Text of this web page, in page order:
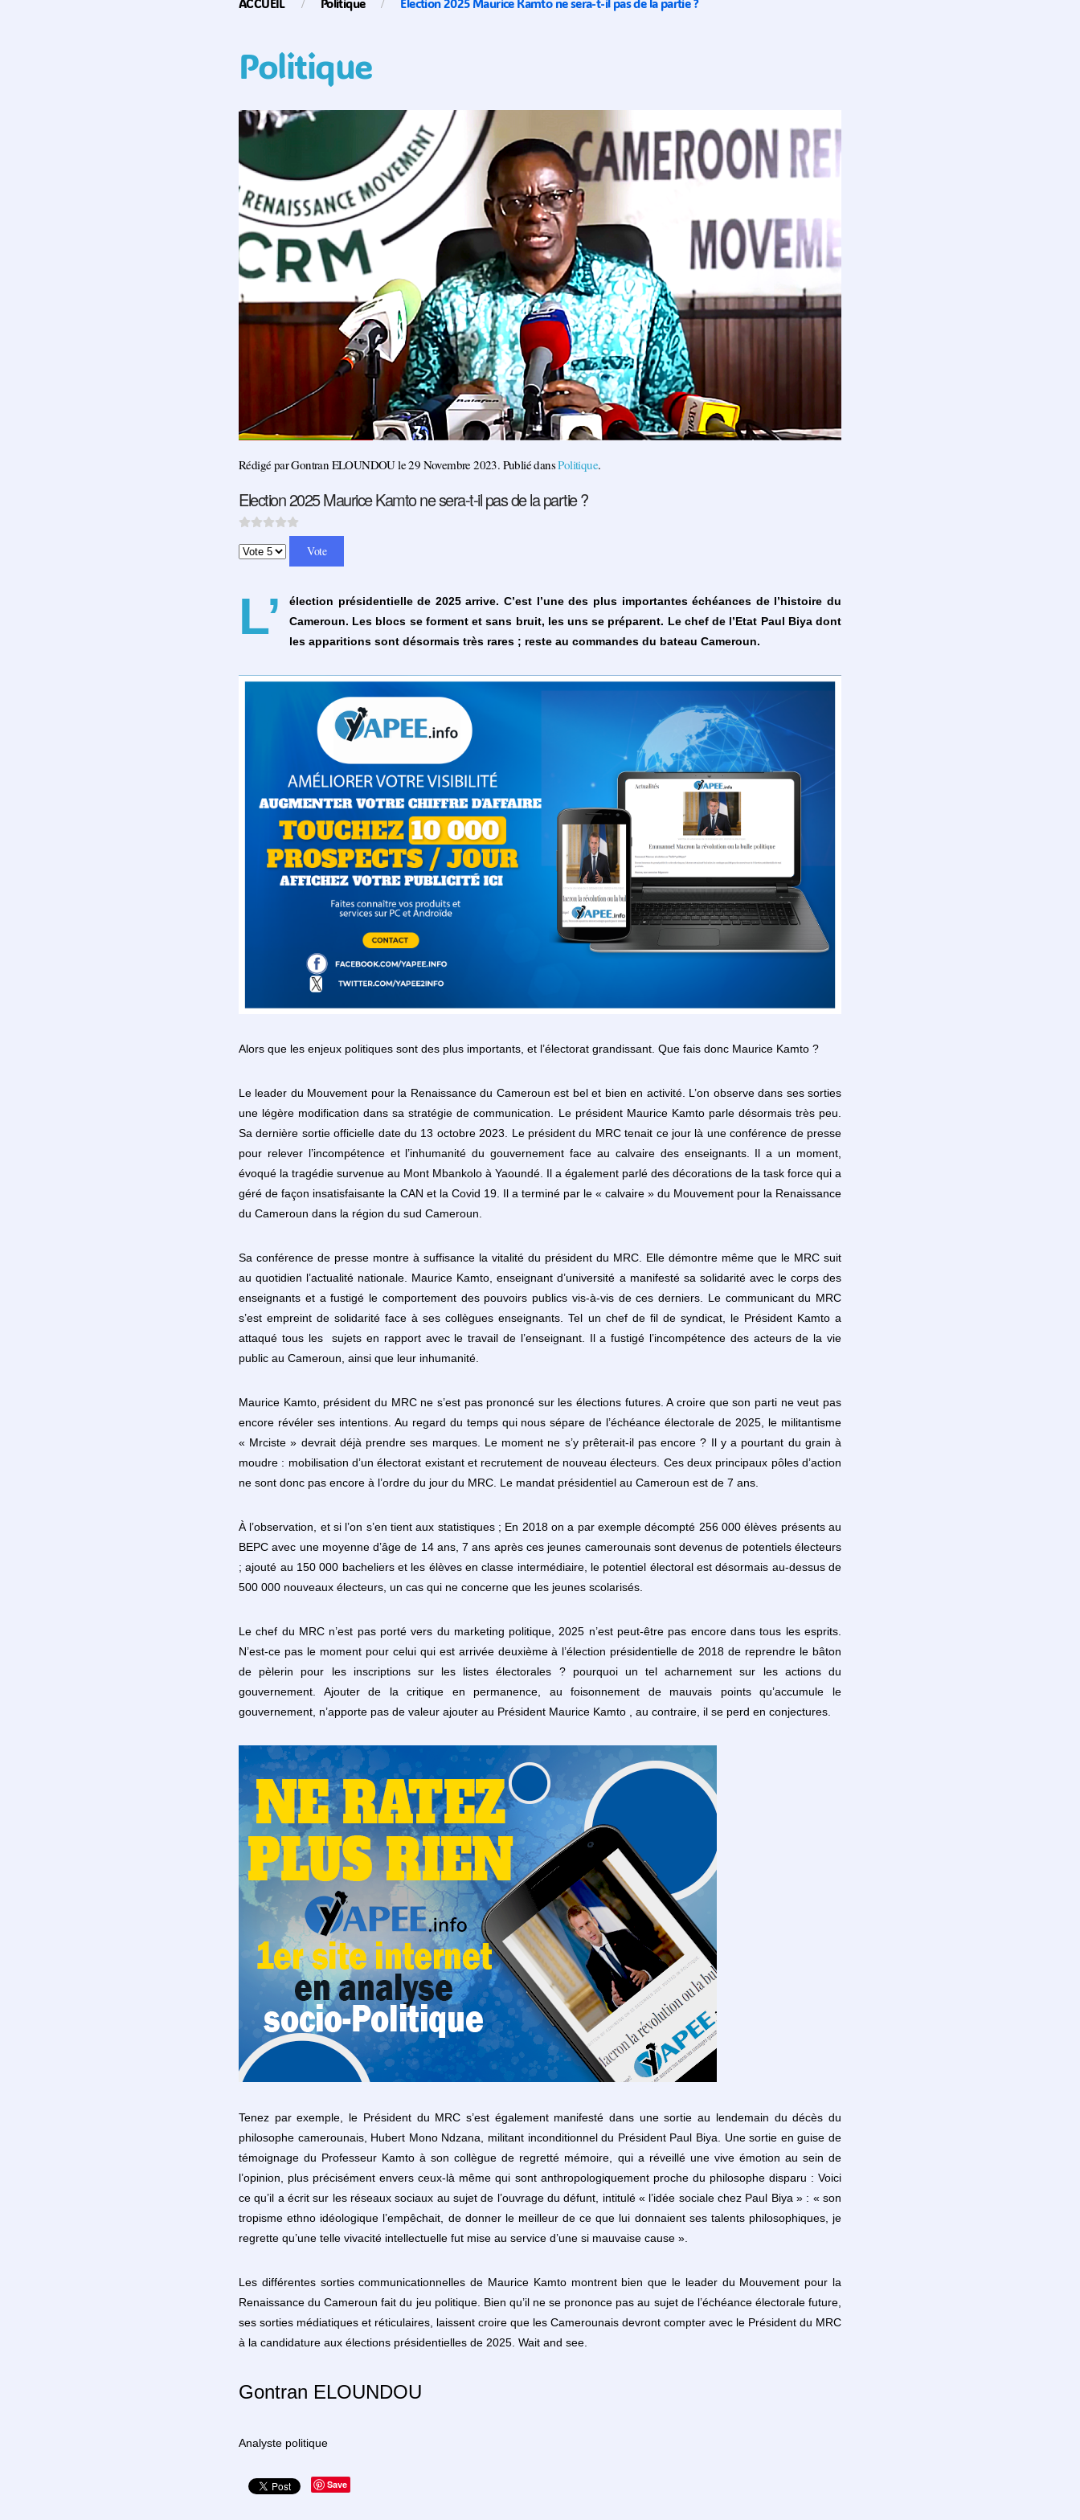
ACCUEIL Politique Election 2025 Maurice Kamto ne sera-t-il pas de la partie ?
Politique
Rédigé par Gontran ELOUNDOU le29 Novembre 2023. Publié dansPolitique.
Election 2025 Maurice Kamto ne sera-t-il pas de la partie ?
Veuillez voter
L’
élection présidentielle de 2025 arrive. C’est l’une des plus importantes échéances de l’histoire du
Cameroun. Les blocs se forment et sans bruit, les uns se préparent. Le chef de l’Etat Paul Biya dont
les apparitions sont désormais très rares ; reste au commandes du bateau Cameroun.
Alors que les enjeux politiques sont des plus importants, et l’électorat grandissant. Que fais donc Maurice Kamto ?
Le leader du Mouvement pour la Renaissance du Cameroun est bel et bien en activité. L’on observe dans ses sorties
une légère modification dans sa stratégie de communication. Le président Maurice Kamto parle désormais très peu.
Sa dernière sortie officielle date du 13 octobre 2023. Le président du MRC tenait ce jour là une conférence de presse
pour relever l’incompétence et l’inhumanité du gouvernement face au calvaire des enseignants. Il a un moment,
évoqué la tragédie survenue au Mont Mbankolo à Yaoundé. Il a également parlé des décorations de la task force qui a
géré de façon insatisfaisante la CAN et la Covid 19. Il a terminé par le « calvaire » du Mouvement pour la Renaissance
du Cameroun dans la région du sud Cameroun.
Sa conférence de presse montre à suffisance la vitalité du président du MRC. Elle démontre même que le MRC suit
au quotidien l’actualité nationale. Maurice Kamto, enseignant d’université a manifesté sa solidarité avec le corps des
enseignants et a fustigé le comportement des pouvoirs publics vis-à-vis de ces derniers. Le communicant du MRC
s’est empreint de solidarité face à ses collègues enseignants. Tel un chef de fil de syndicat, le Président Kamto a
attaqué tous les sujets en rapport avec le travail de l’enseignant. Il a fustigé l’incompétence des acteurs de la vie
public au Cameroun, ainsi que leur inhumanité.
Maurice Kamto, président du MRC ne s’est pas prononcé sur les élections futures. A croire que son parti ne veut pas
encore révéler ses intentions. Au regard du temps qui nous sépare de l’échéance électorale de 2025, le militantisme
« Mrciste » devrait déjà prendre ses marques. Le moment ne s’y prêterait-il pas encore ? Il y a pourtant du grain à
moudre : mobilisation d’un électorat existant et recrutement de nouveau électeurs. Ces deux principaux pôles d’action
ne sont donc pas encore à l’ordre du jour du MRC. Le mandat présidentiel au Cameroun est de 7 ans.
À l’observation, et si l’on s’en tient aux statistiques ; En 2018 on a par exemple décompté 256 000 élèves présents au
BEPC avec une moyenne d’âge de 14 ans, 7 ans après ces jeunes camerounais sont devenus de potentiels électeurs
; ajouté au 150 000 bacheliers et les élèves en classe intermédiaire, le potentiel électoral est désormais au-dessus de
500 000 nouveaux électeurs, un cas qui ne concerne que les jeunes scolarisés.
Le chef du MRC n’est pas porté vers du marketing politique, 2025 n’est peut-être pas encore dans tous les esprits.
N’est-ce pas le moment pour celui qui est arrivée deuxième à l’élection présidentielle de 2018 de reprendre le bâton
de pèlerin pour les inscriptions sur les listes électorales ? pourquoi un tel acharnement sur les actions du
gouvernement. Ajouter de la critique en permanence, au foisonnement de mauvais points qu’accumule le
gouvernement, n’apporte pas de valeur ajouter au Président Maurice Kamto , au contraire, il se perd en conjectures.
Tenez par exemple, le Président du MRC s’est également manifesté dans une sortie au lendemain du décès du
philosophe camerounais, Hubert Mono Ndzana, militant inconditionnel du Président Paul Biya. Une sortie en guise de
témoignage du Professeur Kamto à son collègue de regretté mémoire, qui a réveillé une vive émotion au sein de
l’opinion, plus précisément envers ceux-là même qui sont anthropologiquement proche du philosophe disparu : Voici
ce qu’il a écrit sur les réseaux sociaux au sujet de l’ouvrage du défunt, intitulé « l’idée sociale chez Paul Biya » : « son
tropisme ethno idéologique l’empêchait, de donner le meilleur de ce que lui donnaient ses talents philosophiques, je
regrette qu’une telle vivacité intellectuelle fut mise au service d’une si mauvaise cause ».
Les différentes sorties communicationnelles de Maurice Kamto montrent bien que le leader du Mouvement pour la
Renaissance du Cameroun fait du jeu politique. Bien qu’il ne se prononce pas au sujet de l’échéance électorale future,
ses sorties médiatiques et réticulaires, laissent croire que les Camerounais devront compter avec le Président du MRC
à la candidature aux élections présidentielles de 2025. Wait and see.
Gontran ELOUNDOU
Analyste politique
Save